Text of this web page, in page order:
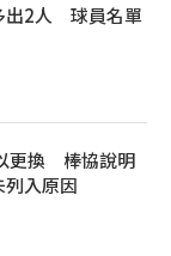
出2人 球員名單
更換 棒協說明
入原因